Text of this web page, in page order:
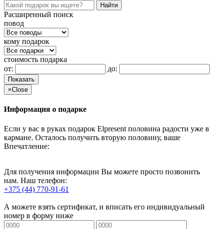
Расширенный поиск
повод
кому подарок
стоимость подарка
от:
до:
Показать
×Close
Информация о подарке
Если у вас в руках подарок Elpresent половина радости уже в
кармане. Осталось получить вторую половину, ваше
Впечатление:
Для получения информации Вы можете просто позвонить
нам. Наш телефон:
+375 (44) 770-91-61
А можете взять сертификат, и вписать его индивидуальный
номер в форму ниже